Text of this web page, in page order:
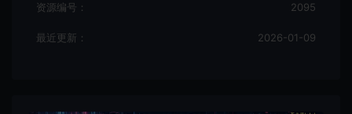
资源编号： 2095
最近更新： 2026-01-09